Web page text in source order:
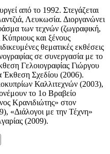
από το 1992. Στεγάζεται
Λευκωσία. Διοργανώνει
των τεχνών (ζωγραφική,
και ξένους
θεματικές εκθέσεις
σε συνεργασία με το
Γελοιογραφίας Γιώργου
Έκθεση Σχεδίου (2006).
Καλλιτεχνών (2003),
το 1ο Βραβείο
Κρανιδιώτης» στον
«Διάλογοι με την Τέχνη»
(2009).